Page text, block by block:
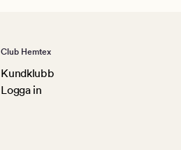
Club Hemtex
Kundklubb
Logga in